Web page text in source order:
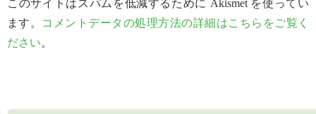
このサイトはスパムを低減するために Akismet を使ってい
ます。 コメントデータの処理方法の詳細はこちらをご覧く
ださい。